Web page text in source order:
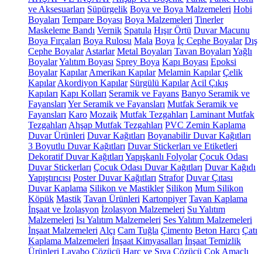
ve Aksesuarları Süpürgelik Boya ve Boya Malzemeleri Hobi
Boyaları Tempare Boyası Boya Malzemeleri Tinerler
Maskeleme Bandı Vernik Spatula Hışır Örtü Duvar Macunu
Boya Fırçaları Boya Rulosu Mala Boya İç Cephe Boyalar Dış
Cephe Boyalar Astarlar Metal Boyaları Tavan Boyaları Yağlı
BoyalarYalıtım Boyası Sprey Boya Kapı Boyası Epoksi
Boyalar Kapılar Amerikan Kapılar Melamin Kapılar Çelik
Kapılar Akordiyon Kapılar Sürgülü Kapılar Acil Çıkış
Kapıları Kapı Kolları Seramik ve Fayans Banyo Seramik ve
Fayansları Yer Seramik ve Fayansları Mutfak Seramik ve
Fayansları Karo Mozaik Mutfak Tezgahları Laminant Mutfak
Tezgahları Ahşap Mutfak Tezgahları PVC Zemin Kaplama
Duvar Ürünleri Duvar Kağıtları Boyanabilir Duvar Kağıtları
3 Boyutlu Duvar Kağıtları Duvar Stickerları ve Etiketleri
Dekoratif Duvar Kağıtları Yapışkanlı Folyolar Çocuk Odası
Duvar Stickerları Çocuk Odası Duvar Kağıtları Duvar Kağıdı
Yapıştırıcısı Poster Duvar Kağıtları Strafor Duvar Çıtası
Duvar Kaplama Silikon ve Mastikler Silikon Mum Silikon
Köpük Mastik Tavan Ürünleri Kartonpiyer Tavan Kaplama
İnşaat ve İzolasyon İzolasyon Malzemeleri Su Yalıtım
Malzemeleri Isı Yalıtım Malzemeleri Ses Yalıtım Malzemeleri
İnşaat Malzemeleri Alçı Cam Tuğla Çimento Beton Harcı Çatı
Kaplama Malzemeleri İnşaat Kimyasalları İnşaat Temizlik
Ürünleri Lavabo Çözücü Harç ve Sıva Çözücü Çok Amaçlı